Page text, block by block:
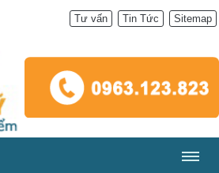
Tư vấn Tin Tức Sitemap